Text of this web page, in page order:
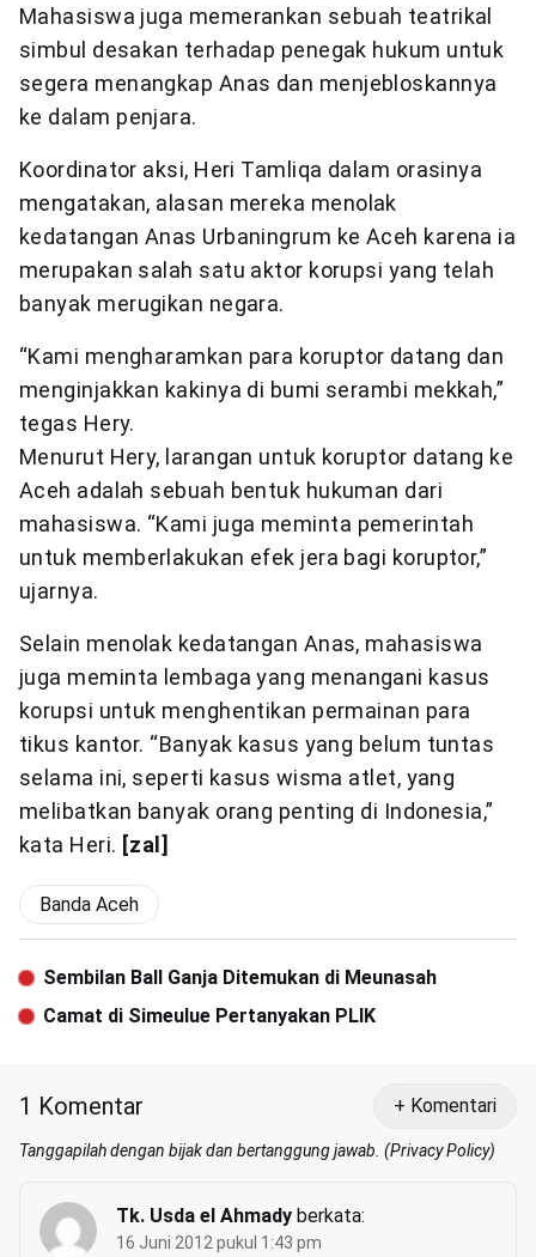
Mahasiswa juga memerankan sebuah teatrikal
simbul desakan terhadap penegak hukum untuk
segera menangkap Anas dan menjebloskannya
ke dalam penjara.
Koordinator aksi, Heri Tamliqa dalam orasinya
mengatakan, alasan mereka menolak
kedatangan Anas Urbaningrum ke Aceh karena ia
merupakan salah satu aktor korupsi yang telah
banyak merugikan negara.
“Kami mengharamkan para koruptor datang dan
menginjakkan kakinya di bumi serambi mekkah,”
tegas Hery.
Menurut Hery, larangan untuk koruptor datang ke
Aceh adalah sebuah bentuk hukuman dari
mahasiswa. “Kami juga meminta pemerintah
untuk memberlakukan efek jera bagi koruptor,”
ujarnya.
Selain menolak kedatangan Anas, mahasiswa
juga meminta lembaga yang menangani kasus
korupsi untuk menghentikan permainan para
tikus kantor. “Banyak kasus yang belum tuntas
selama ini, seperti kasus wisma atlet, yang
melibatkan banyak orang penting di Indonesia,”
kata Heri. [zal]
Banda Aceh
Sembilan Ball Ganja Ditemukan di Meunasah
Camat di Simeulue Pertanyakan PLIK
1 Komentar + Komentari
Tanggapilah dengan bijak dan bertanggung jawab. (Privacy Policy)
Tk. Usda el Ahmady berkata:
16 Juni 2012 pukul 1:43 pm